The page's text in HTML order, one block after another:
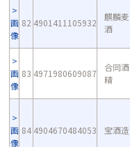
画
像
82 4901411105932
麒麟麦
酒
画
像
83 4971980609087
合同酒
精
画
像
84 4904670484053 宝酒造